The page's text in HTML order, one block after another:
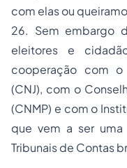
com elas ou
26. Sem embargo
eleitores e
cooperação com o
(CNJ), com o
(CNMP) e com o
que vem a ser
Tribunais de Contas